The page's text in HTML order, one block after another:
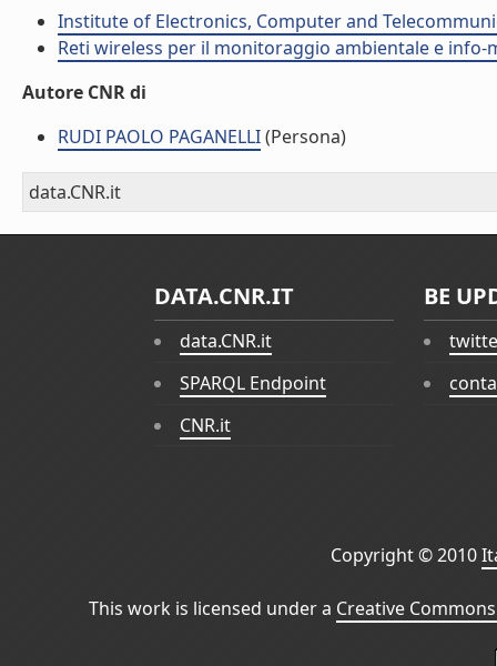
Institute of Electronics, Computer and
Reti wireless per il monitoraggio ambientale e info-
Autore CNR di
RUDI PAOLO PAGANELLI(Persona)
data.CNR.it
DATA.CNR.IT
data.CNR.it
SPARQL Endpoint
CNR.it
BE
Copyright © 2010
This work is licensed under a Creative